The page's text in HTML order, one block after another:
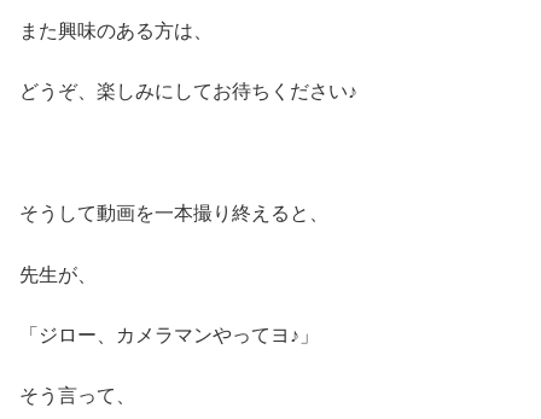
また興味のある方は、
どうぞ、楽しみにしてお待ちください♪
そうして動画を一本撮り終えると、
先生が、
「ジロー、カメラマンやってヨ♪」
そう言って、